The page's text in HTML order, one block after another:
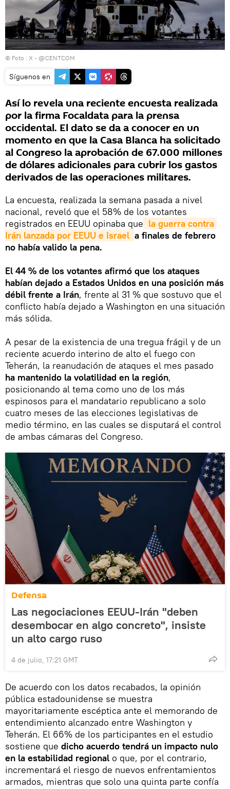
© Foto : X - @CENTCOM
Síguenos en
Así lo revela una reciente encuesta realizada
por la firma Focaldata para la prensa
occidental. El dato se da a conocer en un
momento en que la Casa Blanca ha solicitado
al Congreso la aprobación de 67.000 millones
de dólares adicionales para cubrir los gastos
derivados de las operaciones militares.
La encuesta, realizada la semana pasada a nivel
nacional, reveló que el 58% de los votantes
registrados en EEUU opinaba que la guerra contra
Irán lanzada por EEUU e Israel a finales de febrero
no había valido la pena.
El 44 % de los votantes afirmó que los ataques
habían dejado a Estados Unidos en una posición más
débil frente a Irán, frente al 31 % que sostuvo que el
conflicto había dejado a Washington en una situación
más sólida.
A pesar de la existencia de una tregua frágil y de un
reciente acuerdo interino de alto el fuego con
Teherán, la reanudación de ataques el mes pasado
ha mantenido la volatilidad en la región,
posicionando al tema como uno de los más
espinosos para el mandatario republicano a solo
cuatro meses de las elecciones legislativas de
medio término, en las cuales se disputará el control
de ambas cámaras del Congreso.
Defensa
Las negociaciones EEUU-Irán "deben
desembocar en algo concreto", insiste
un alto cargo ruso
4 de julio, 17:21 GMT
De acuerdo con los datos recabados, la opinión
pública estadounidense se muestra
mayoritariamente escéptica ante el memorando de
entendimiento alcanzado entre Washington y
Teherán. El 66% de los participantes en el estudio
sostiene que dicho acuerdo tendrá un impacto nulo
en la estabilidad regional o que, por el contrario,
incrementará el riesgo de nuevos enfrentamientos
armados, mientras que solo una quinta parte confía